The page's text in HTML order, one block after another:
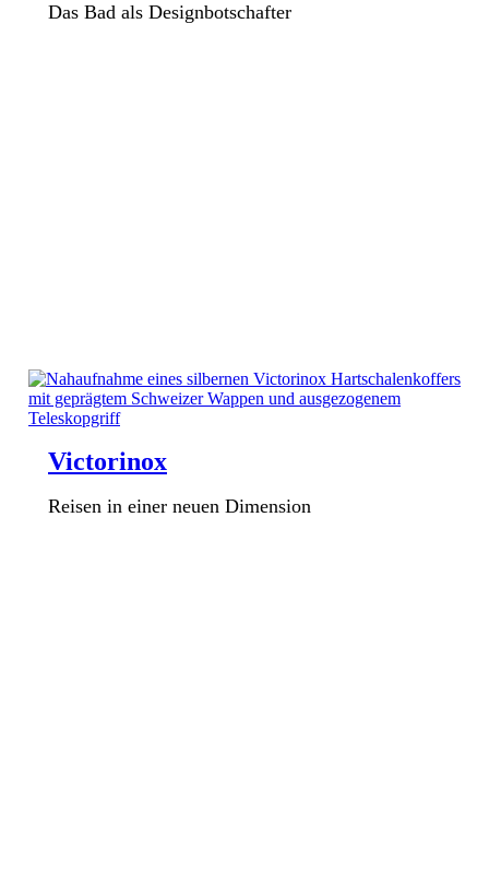
Das Bad als Designbotschafter
Victorinox
Reisen in einer neuen Dimension